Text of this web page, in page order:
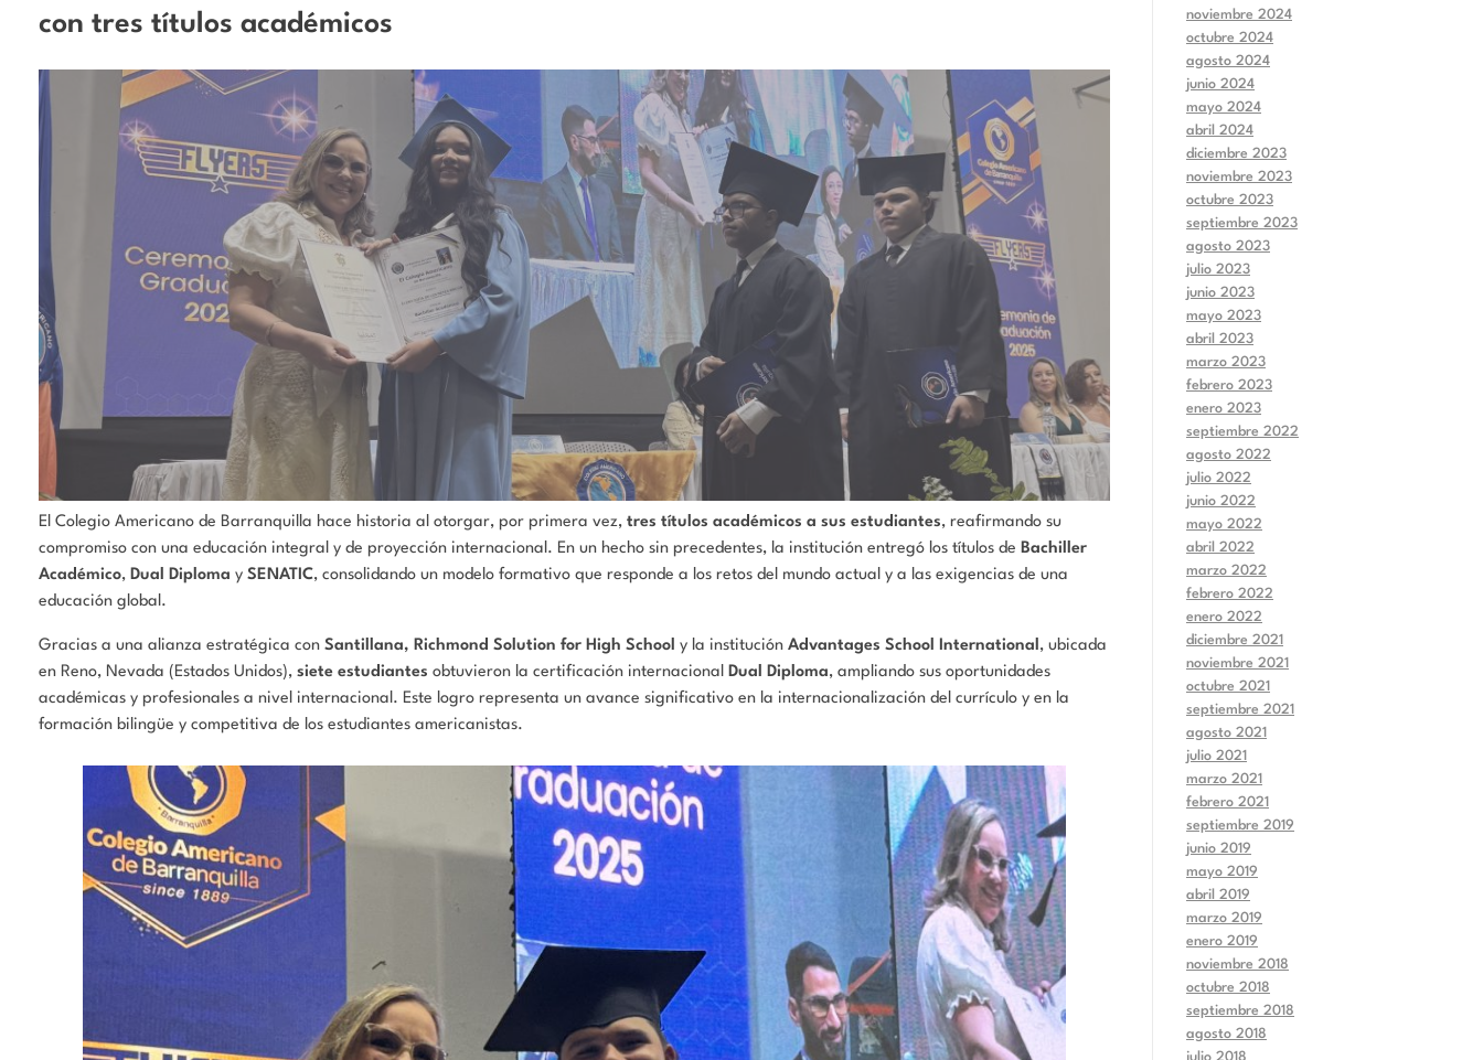
con tres títulos académicos
El Colegio Americano de Barranquilla hace historia al otorgar, por primera vez, tres títulos académicos a sus estudiantes, reafirmando su
compromiso con una educación integral y de proyección internacional. En un hecho sin precedentes, la institución entregó los títulos de Bachiller
Académico, Dual Diploma y SENATIC, consolidando un modelo formativo que responde a los retos del mundo actual y a las exigencias de una
educación global.
Gracias a una alianza estratégica con Santillana, Richmond Solution for High School y la institución Advantages School International, ubicada
en Reno, Nevada (Estados Unidos), siete estudiantes obtuvieron la certificación internacional Dual Diploma, ampliando sus oportunidades
académicas y profesionales a nivel internacional. Este logro representa un avance significativo en la internacionalización del currículo y en la
formación bilingüe y competitiva de los estudiantes americanistas.
noviembre 2024
octubre 2024
agosto 2024
junio 2024
mayo 2024
abril 2024
diciembre 2023
noviembre 2023
octubre 2023
septiembre 2023
agosto 2023
julio 2023
junio 2023
mayo 2023
abril 2023
marzo 2023
febrero 2023
enero 2023
septiembre 2022
agosto 2022
julio 2022
junio 2022
mayo 2022
abril 2022
marzo 2022
febrero 2022
enero 2022
diciembre 2021
noviembre 2021
octubre 2021
septiembre 2021
agosto 2021
julio 2021
marzo 2021
febrero 2021
septiembre 2019
junio 2019
mayo 2019
abril 2019
marzo 2019
enero 2019
noviembre 2018
octubre 2018
septiembre 2018
agosto 2018